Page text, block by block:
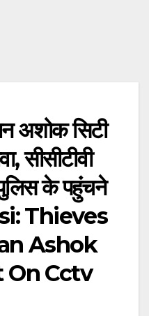
अशोक सिटी
सीसीटीवी
के पहुंंचने
Thieves
Ashok
On Cctv